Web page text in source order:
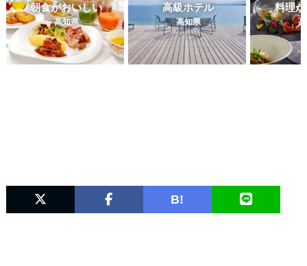
朝食がおいしい
高知県
高級ホテル
高知県
料理
B!